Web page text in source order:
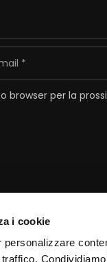
i cookie
browser per la